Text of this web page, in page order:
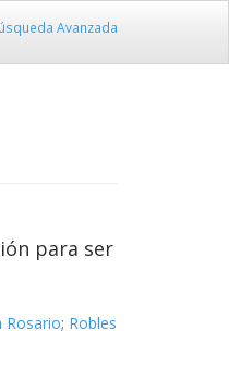
Avanzada
para ser
Rosario; Robles